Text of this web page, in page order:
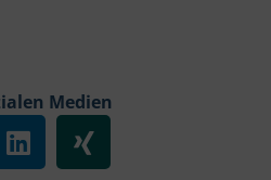
Medien